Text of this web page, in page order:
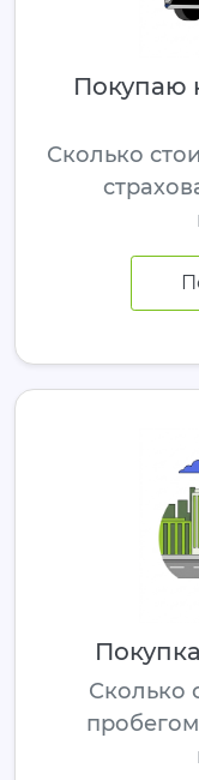
Покупаю
Сколько
Сколько